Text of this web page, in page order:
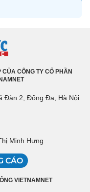
CÔNG TY CỔ PHẦN
Đàn 2, Đống Đa, Hà Nội
Minh Hưng
CÁO
VIETNAMNET